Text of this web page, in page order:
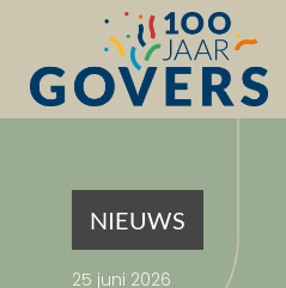
NIEUWS
25 juni 2026